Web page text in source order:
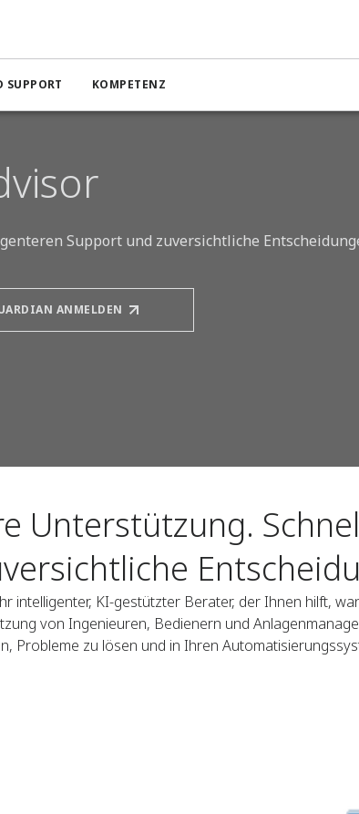
SUPPORT KOMPETENZ
Support und zuversichtliche
ANMELDEN
Unterstützung.
intelligenter, KI-gestützter Berater, der Ihnen hilft,
von Ingenieuren, Bedienern und
Probleme zu lösen und in Ihren